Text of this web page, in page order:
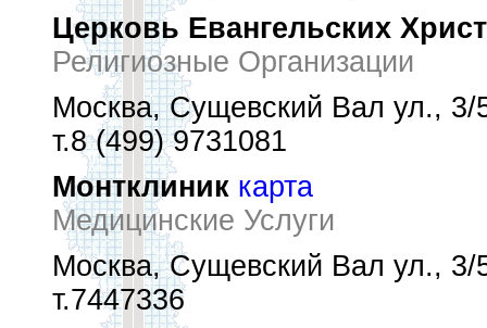
Церковь Евангельских
Религиозные Организации
Москва, Сущевский Вал ул., 3/
т.8 (499) 9731081
Монтклиник карта
Медицинские Услуги
Москва, Сущевский Вал ул., 3/
т.7447336